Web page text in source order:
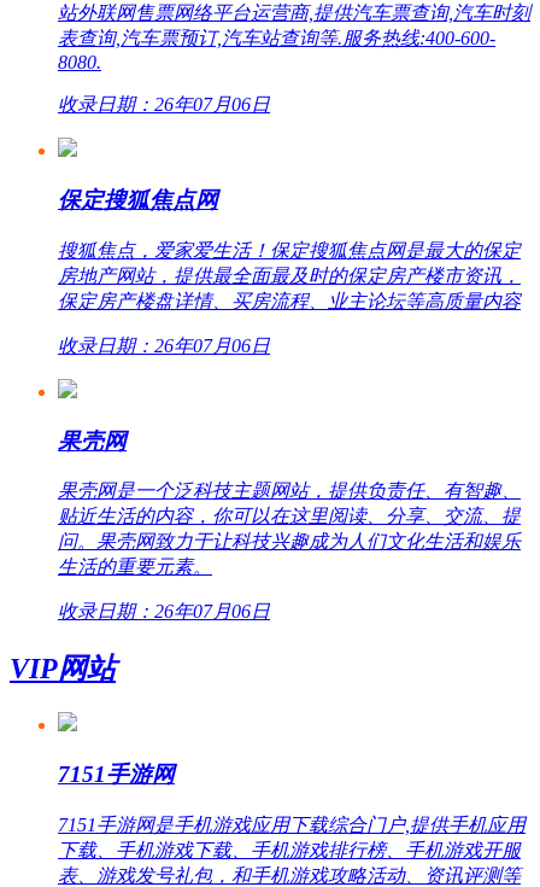
站外联网售票网络平台运营商,提供汽车票查询,汽车时刻
表查询,汽车票预订,汽车站查询等.服务热线:400-600-
8080.
收录日期：26年07月06日
保定搜狐焦点网
搜狐焦点，爱家爱生活！保定搜狐焦点网是最大的保定
房地产网站，提供最全面最及时的保定房产楼市资讯，
保定房产楼盘详情、买房流程、业主论坛等高质量内容
收录日期：26年07月06日
果壳网
果壳网是一个泛科技主题网站，提供负责任、有智趣、
贴近生活的内容，你可以在这里阅读、分享、交流、提
问。果壳网致力于让科技兴趣成为人们文化生活和娱乐
生活的重要元素。
收录日期：26年07月06日
VIP网站
7151手游网
7151手游网是手机游戏应用下载综合门户,提供手机应用
下载、手机游戏下载、手机游戏排行榜、手机游戏开服
表、游戏发号礼包，和手机游戏攻略活动、资讯评测等